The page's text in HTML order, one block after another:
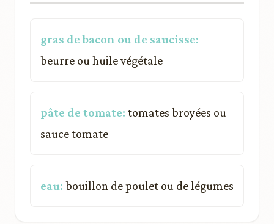
gras de bacon ou de saucisse:
beurre ou huile végétale
pâte de tomate: tomates broyées ou
sauce tomate
eau: bouillon de poulet ou de légumes